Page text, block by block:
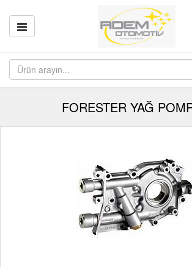
FORESTER YAĞ